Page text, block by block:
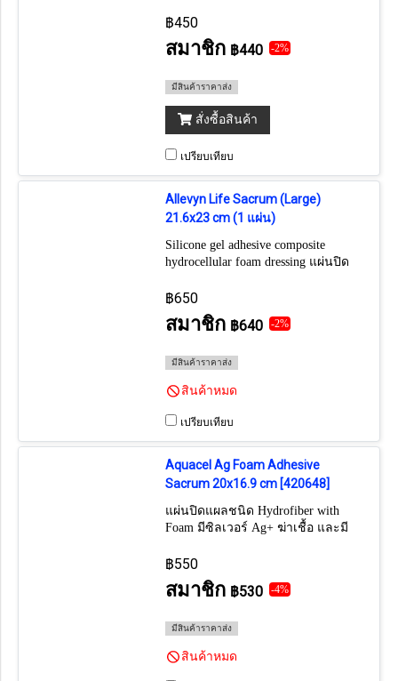
ออกแบบเพื่อคุณภาพชีวิตที่ดีขึ้นแก่ผู้
ป่วย สำหรับแผลที่ก้นกกโดยเฉพาะ
(แผ่นโฟมซับแผล 8.5x12.4 ซม.)
฿450
สมาชิก ฿440 -2%
มีสินค้าราคาส่ง
สั่งซื้อสินค้า
เปรียบเทียบ
Allevyn Life Sacrum (Large)
21.6x23 cm (1 แผ่น)
Silicone gel adhesive composite
hydrocellular foam dressing แผ่นปิด
ออกแบบเพื่อคุณภาพชีวิตที่ดีขึ้นแก่ผู้
ป่วย สำหรับแผลที่ก้นกกโดยเฉพาะ
(แผ่นโฟมซับแผล 12.3x17 ซม.)
฿650
สมาชิก ฿640 -2%
มีสินค้าราคาส่ง
สินค้าหมด
เปรียบเทียบ
Aquacel Ag Foam Adhesive
Sacrum 20x16.9 cm [420648]
แผ่นปิดแผลชนิด Hydrofiber with
Foam มีซิลเวอร์ Ag+ ฆ่าเชื้อ และมี
เฉพาะ (ราคาต่อ 1 แผ่น) (1กล่อง มี 5
฿550
สมาชิก ฿530 -4%
มีสินค้าราคาส่ง
สินค้าหมด